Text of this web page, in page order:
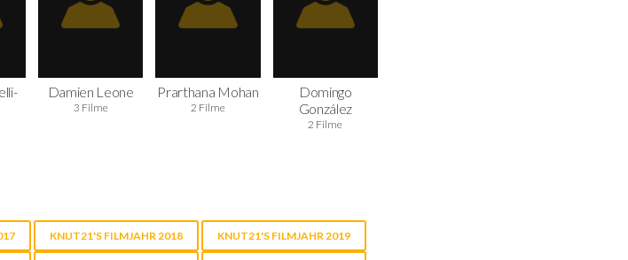
Damien Leone
3 Filme
Prarthana Mohan
2 Filme
Domingo
González
2 Filme
KNUT21'S FILMJAHR 2018 KNUT21'S FILMJAHR 2019